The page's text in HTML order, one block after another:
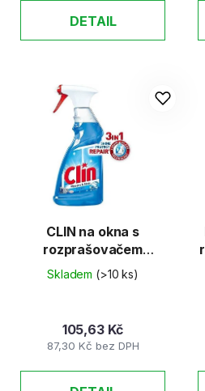
DETAIL
CLIN na okna s
rozprašovačem
500ml
Skladem (>10 ks)
87,30 Kč bez DPH
105,63 Kč